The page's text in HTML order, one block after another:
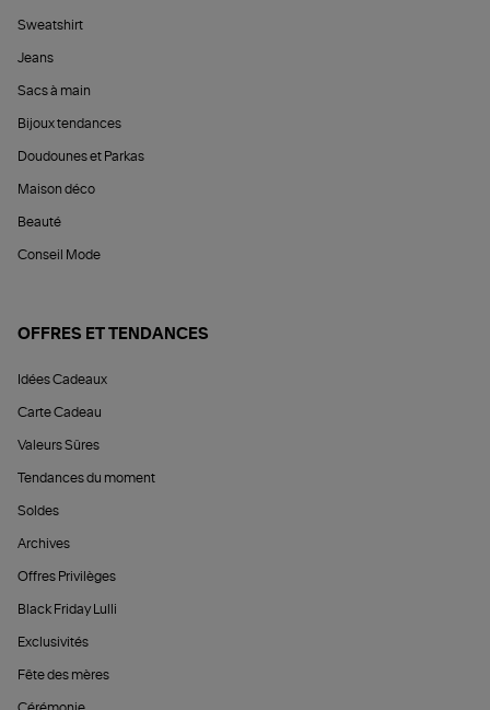
Sweatshirt
Jeans
Sacs à main
Bijoux tendances
Doudounes et Parkas
Maison déco
Beauté
Conseil Mode
OFFRES ET TENDANCES
Idées Cadeaux
Carte Cadeau
Valeurs Sûres
Tendances du moment
Soldes
Archives
Offres Privilèges
Black Friday Lulli
Exclusivités
Fête des mères